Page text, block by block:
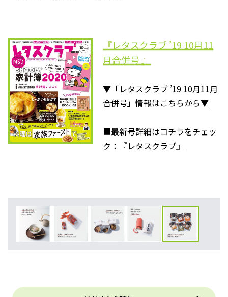
『レタスクラブ ’19 10月11
月合併号 』
▼「レタスクラブ ’19 10月11月
合併号」情報はこちらから▼
■最新号詳細はコチラをチェッ
ク：
『レタスクラブ』